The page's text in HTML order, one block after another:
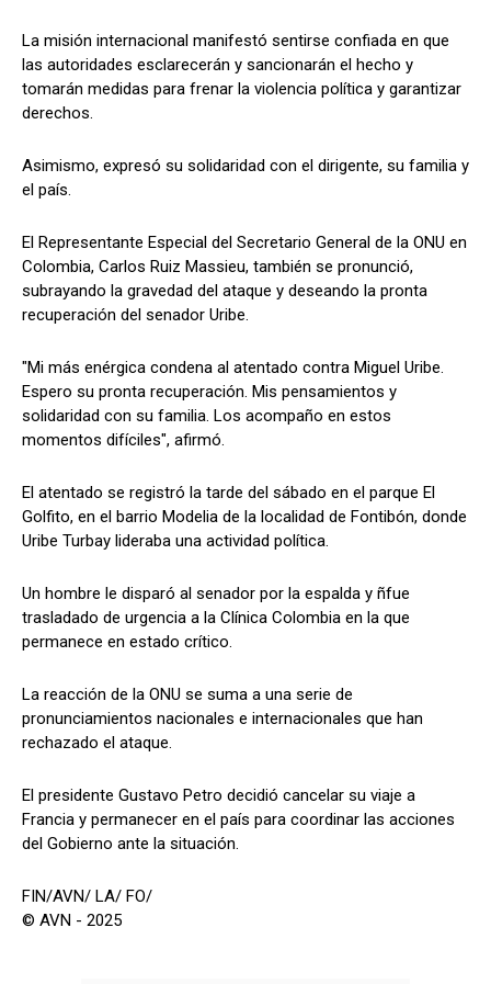
La misión internacional manifestó sentirse confiada en que
las autoridades esclarecerán y sancionarán el hecho y
tomarán medidas para frenar la violencia política y garantizar
derechos.
Asimismo, expresó su solidaridad con el dirigente, su familia y
el país.
El Representante Especial del Secretario General de la ONU en
Colombia, Carlos Ruiz Massieu, también se pronunció,
subrayando la gravedad del ataque y deseando la pronta
recuperación del senador Uribe.
"Mi más enérgica condena al atentado contra Miguel Uribe.
Espero su pronta recuperación. Mis pensamientos y
solidaridad con su familia. Los acompaño en estos
momentos difíciles", afirmó.
El atentado se registró la tarde del sábado en el parque El
Golfito, en el barrio Modelia de la localidad de Fontibón, donde
Uribe Turbay lideraba una actividad política.
Un hombre le disparó al senador por la espalda y ñfue
trasladado de urgencia a la Clínica Colombia en la que
permanece en estado crítico.
La reacción de la ONU se suma a una serie de
pronunciamientos nacionales e internacionales que han
rechazado el ataque.
El presidente Gustavo Petro decidió cancelar su viaje a
Francia y permanecer en el país para coordinar las acciones
del Gobierno ante la situación.
FIN/AVN/ LA/ FO/
© AVN - 2025